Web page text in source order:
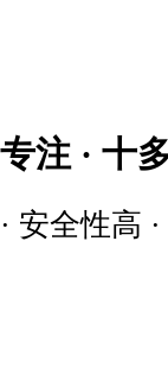
专注 · 十
· 安全性高